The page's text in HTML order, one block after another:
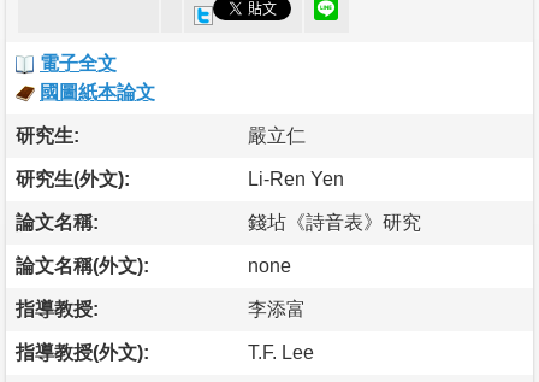
電子全文
國圖紙本論文
研究生: 嚴立仁
研究生(外文): Li-Ren Yen
論文名稱: 錢坫《詩音表》研究
論文名稱(外文): none
指導教授: 李添富
指導教授(外文): T.F. Lee